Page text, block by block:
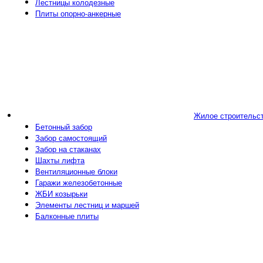
Плиты опорно-анкерные
Жилое
Бетонный забор
Забор самостоящий
Забор на стаканах
Шахты лифта
Вентиляционные блоки
Гаражи железобетонные
ЖБИ козырьки
Элементы лестниц и маршей
Балконные плиты